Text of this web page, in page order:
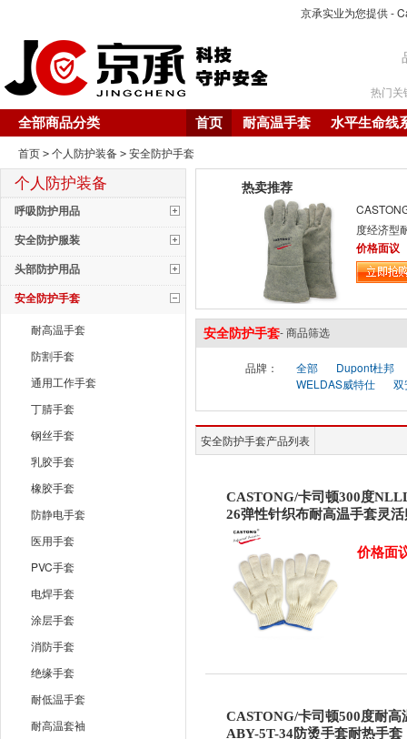
京承实业为您提供 -
热门关
全部商品分类 首页 耐高温手套 水平生命线
首页 > 个人防护装备 > 安全防护手套
个人防护装备
呼吸防护用品
安全防护服装
头部防护用品
安全防护手套
耐高温手套
防割手套
通用工作手套
丁腈手套
钢丝手套
乳胶手套
橡胶手套
防静电手套
医用手套
PVC手套
电焊手套
涂层手套
消防手套
绝缘手套
耐低温手套
耐高温套袖
热卖推荐
度经济型
GEEE15-
温手套
价格面议
安全防护手套- 商品筛选
品牌： 全部
Dupont杜邦
WELDAS威特仕
双
安全防护手套产品列表
CASTONG/卡司顿300度
26弹性针织布耐高温手套灵活
价格面
CASTONG/卡司顿500度耐高
ABY-5T-34防烫手套耐热手套